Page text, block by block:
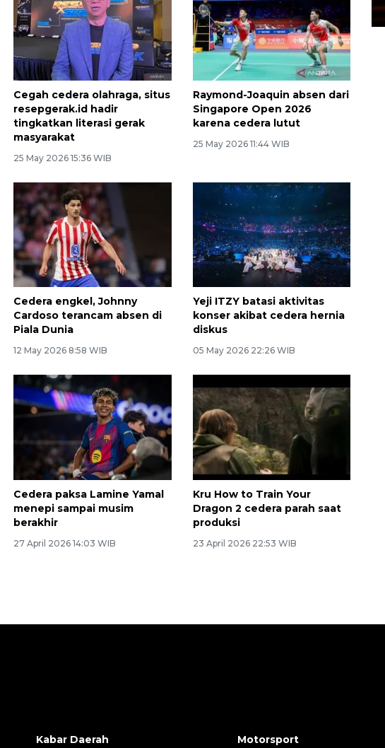
Cegah cedera olahraga, situs
resepgerak.id hadir
tingkatkan literasi gerak
masyarakat
25 May 2026 15:36 WIB
Raymond-Joaquin absen dari
Singapore Open 2026
karena cedera lutut
25 May 2026 11:44 WIB
Cedera engkel, Johnny
Cardoso terancam absen di
Piala Dunia
12 May 2026 8:58 WIB
Yeji ITZY batasi aktivitas
konser akibat cedera hernia
diskus
05 May 2026 22:26 WIB
Cedera paksa Lamine Yamal
menepi sampai musim
berakhir
27 April 2026 14:03 WIB
Kru How to Train Your
Dragon 2 cedera parah saat
produksi
23 April 2026 22:53 WIB
22 July 2026 17:18 WIB
Kabar Daerah Motorsport